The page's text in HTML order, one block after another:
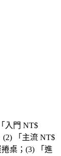
入門 NT$
「 主流 NT$
桌；(3) 「 進